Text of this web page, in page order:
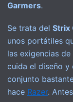
Garmers.
Se trata del Strix
unos portátiles
las exigencias
cuida el diseño y
conjunto
hace Razer.